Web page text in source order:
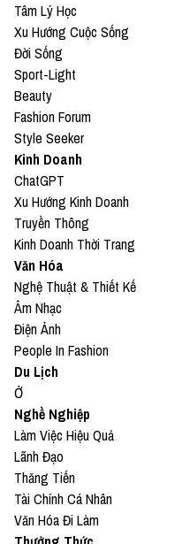
Tâm Lý Học
Xu Hướng Cuộc Sống
Đời Sống
Sport-Light
Beauty
Fashion Forum
Style Seeker
Kinh Doanh
ChatGPT
Xu Hướng Kinh Doanh
Truyền Thông
Kinh Doanh Thời Trang
Văn Hóa
Nghệ Thuật & Thiết Kế
Âm Nhạc
Điện Ảnh
People In Fashion
Du Lịch
Ở
Nghề Nghiệp
Làm Việc Hiệu Quả
Lãnh Đạo
Thăng Tiến
Tài Chính Cá Nhân
Văn Hóa Đi Làm